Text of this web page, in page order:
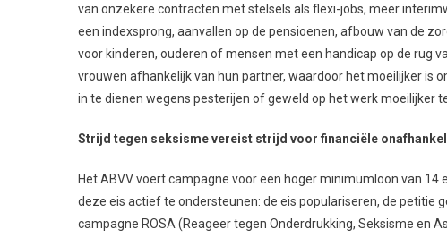
van onzekere contracten met stelsels als flexi-jobs, meer
een indexsprong, aanvallen op de pensioenen, afbouw van de
voor kinderen, ouderen of mensen met een handicap op de rug
vrouwen afhankelijk van hun partner, waardoor het moeilijker is
in te dienen wegens pesterijen of geweld op het werk moeilijker
Strijd tegen seksisme vereist strijd voor financiële
Het ABVV voert campagne voor een hoger minimumloon van
deze eis actief te ondersteunen: de eis populariseren, de petitie
campagne ROSA (Reageer tegen Onderdrukking, Seksisme en